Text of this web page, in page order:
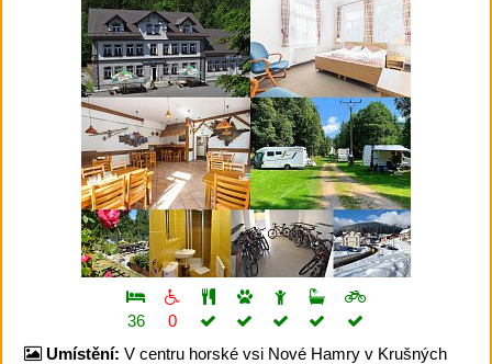
36
0
Umístění: V centru horské vsi Nové Hamry v Krušných